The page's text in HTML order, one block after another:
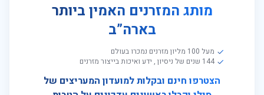
מותג המזרנים האמין ביותר
בארה”ב
מעל 100 מליון מזרנים נמכרו בעולם
144 שנים של ניסיון , ידע ואיכות בייצור מזרנים
הצטרפו חינם ובקלות למועדון המעריצים של